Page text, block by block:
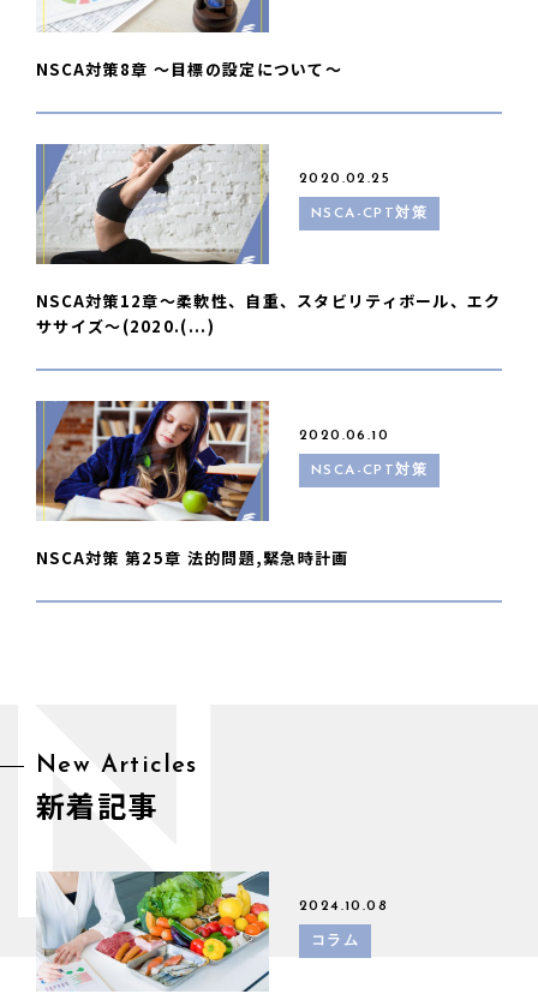
NSCA対策8章 〜目標の設定について〜
2020.02.25
NSCA-CPT対策
NSCA対策12章〜柔軟性、自重、スタビリティボール、エク
ササイズ〜(2020.(...)
2020.06.10
NSCA-CPT対策
NSCA対策 第25章 法的問題,緊急時計画
New Articles
新着記事
2024.10.08
コラム